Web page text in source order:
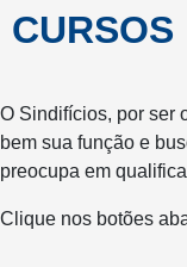
CURSOS
O Sindifícios, por ser
bem sua função e
preocupa em
Clique nos botões